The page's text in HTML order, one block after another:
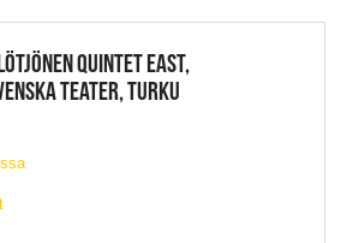
QUINTET EAST,
TEATER, TURKU